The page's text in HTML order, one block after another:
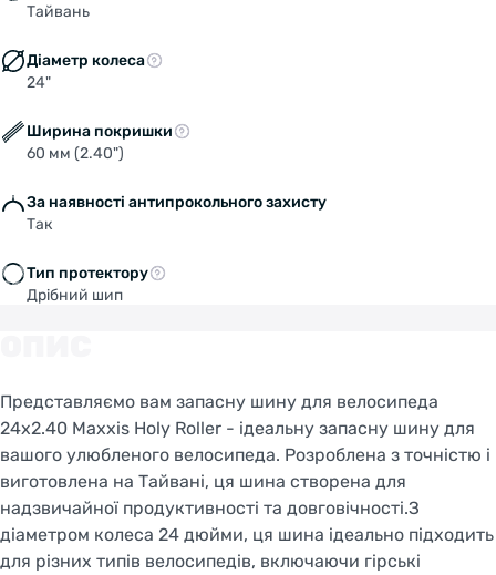
Тайвань
Діаметр колеса
24"
Ширина покришки
60 мм (2.40")
За наявності антипрокольного захисту
Так
Тип протектору
Дрібний шип
Представляємо вам запасну шину для велосипеда
24x2.40 Maxxis Holy Roller - ідеальну запасну шину для
вашого улюбленого велосипеда. Розроблена з точністю і
виготовлена на Тайвані, ця шина створена для
надзвичайної продуктивності та довговічності.З
діаметром колеса 24 дюйми, ця шина ідеально підходить
для різних типів велосипедів, включаючи гірські